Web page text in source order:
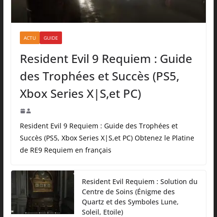
ACTU GUIDE
Resident Evil 9 Requiem : Guide
des Trophées et Succès (PS5,
Xbox Series X|S,et PC)
Resident Evil 9 Requiem : Guide des Trophées et
Succès (PS5, Xbox Series X|S,et PC) Obtenez le Platine
de RE9 Requiem en français
Resident Evil Requiem : Solution du
Centre de Soins (Énigme des
Quartz et des Symboles Lune,
Soleil, Etoile)